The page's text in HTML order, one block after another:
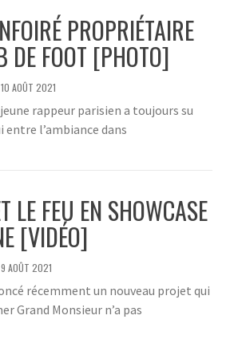
PROPRIÉTAIRE
DE FOOT [PHOTO]
10 AOÛT 2021
rappeur parisien a toujours su
entre l’ambiance dans
LE FEU EN SHOWCASE
[VIDÉO]
9 AOÛT 2021
récemment un nouveau projet qui
Grand Monsieur n’a pas